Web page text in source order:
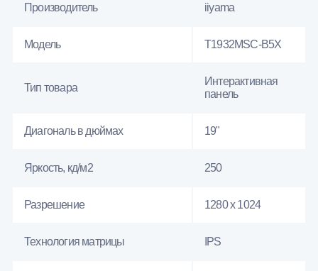
Производитель iiyama
Модель T1932MSC-B5X
Тип товара
Интерактивная
панель
Диагональ в дюймах 19"
Яркость, кд/м2 250
Разрешение 1280 x 1024
Технология матрицы IPS